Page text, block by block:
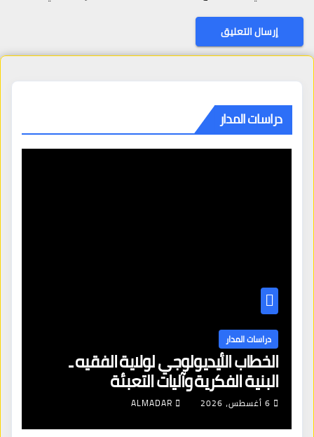
دراسات المدار
دراسات المدار
الخطاب الأيديولوجي لولاية الفقيه ـ
البنية الفكرية وآليات التعبئة
6 أغسطس، 2026 ALMADAR